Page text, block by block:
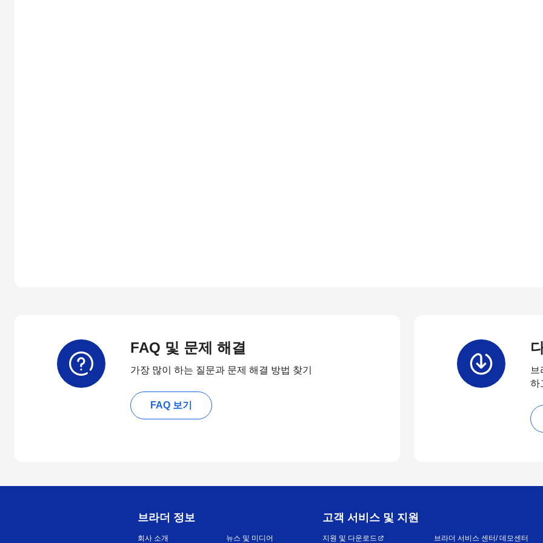
FAQ 및 문제 해결
가장 많이 하는 질문과 문제 해결 방법 찾기
FAQ 보기
하
브라더 정보
회사 소개 뉴스 및 미디어
고객 서비스 및 지원
지원 및 다운로드 브라더 서비스 센터/ 데모센터